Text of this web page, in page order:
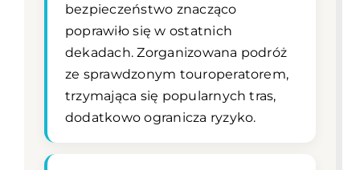
bezpieczeństwo znacząco
poprawiło się w ostatnich
dekadach. Zorganizowana podróż
ze sprawdzonym touroperatorem,
trzymająca się popularnych tras,
dodatkowo ogranicza ryzyko.